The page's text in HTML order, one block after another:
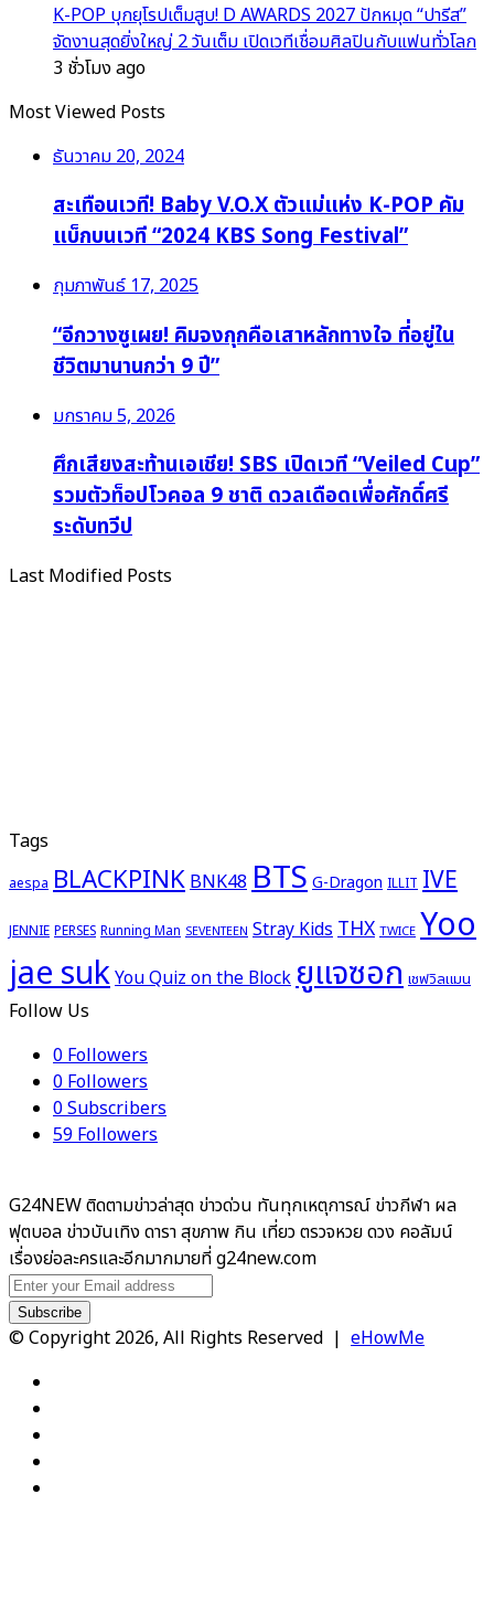
K-POP บุกยุโรปเต็มสูบ! D AWARDS 2027 ปักหมุด “ปารีส”
จัดงานสุดยิ่งใหญ่ 2 วันเต็ม เปิดเวทีเชื่อมศิลปินกับแฟนทั่วโลก
3 ชั่วโมง ago
Most Viewed Posts
ธันวาคม 20, 2024
สะเทือนเวที! Baby V.O.X ตัวแม่แห่ง K-POP คัม
แบ็กบนเวที “2024 KBS Song Festival”
กุมภาพันธ์ 17, 2025
“อีกวางซูเผย! คิมจงกุกคือเสาหลักทางใจ ที่อยู่ใน
ชีวิตมานานกว่า 9 ปี”
มกราคม 5, 2026
ศึกเสียงสะท้านเอเชีย! SBS เปิดเวที “Veiled Cup”
รวมตัวท็อปโวคอล 9 ชาติ ดวลเดือดเพื่อศักดิ์ศรี
ระดับทวีป
Last Modified Posts
Tags
aespa BLACKPINKBNK48BTSG-Dragon ILLIT IVE
JENNIE PERSES Running Man SEVENTEEN Stray KidsTHX TWICE Yoo
jae sukYou Quiz on the Blockยูแจซอก เชฟวิลแมน
Follow Us
0Followers
0Followers
0Subscribers
59Followers
G24NEW ติดตามข่าวล่าสุด ข่าวด่วน ทันทุกเหตุการณ์ ข่าวกีฬา ผล
ฟุตบอล ข่าวบันเทิง ดารา สุขภาพ กิน เที่ยว ตรวจหวย ดวง คอลัมน์
เรื่องย่อละครและอีกมากมายที่ g24new.com
Enter
your
Email
© Copyright 2026, All Rights Reserved | eHowMe